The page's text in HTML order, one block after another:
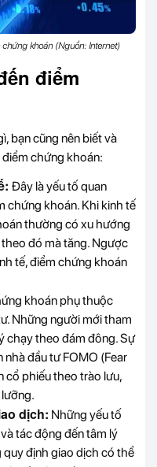
khoán (Nguồn: Internet)
điểm
bạn cũng nên biết và
chứng khoán:
Đây là yếu tố quan
chứng khoán. Khi kinh tế
thường có xu hướng
đó mà tăng. Ngược
tế, điểm chứng khoán
khoán phụ thuộc
Những người mới tham
chạy theo đám đông. Sự
đầu tư FOMO (Fear
cổ phiếu theo trào lưu,
dịch: Những yếu tố
tác động đến tâm lý
quy định giao dịch có thể